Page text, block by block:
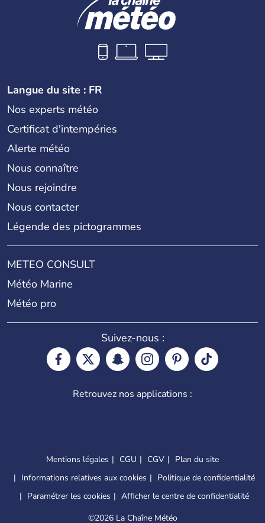
Langue du site : FR
Nos experts météo
Certificat d'intempéries
Alerte météo
Nous connaître
Nous rejoindre
Nous contacter
Légende des pictogrammes
METEO CONSULT
Météo Marine
Météo pro
Suivez-nous :
Retrouvez nos applications :
Mentions légales CGU CGV
Plan du site
Informations relatives aux cookies
Politique de confidentialité
Paramétrer les cookies
Afficher le centre de confidentialité
©2026 La Chaîne Météo